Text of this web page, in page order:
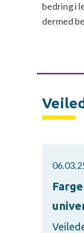
bedring i
dermed